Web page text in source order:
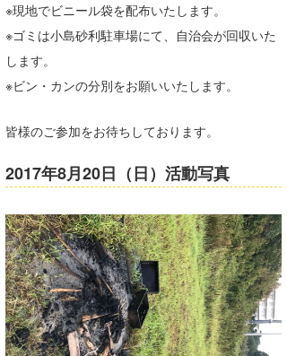
※現地でビニール袋を配布いたします。
※ゴミは小島砂利駐車場にて、自治会が回収いた
します。
※ビン・カンの分別をお願いいたします。
皆様のご参加をお待ちしております。
2017年8月20日（日）活動写真
ライター/寄稿メディア
Yasunari Inoue
Yoshiyuki Obata
arukasvision
DELTA FORCE SURF
Colors MAGAZINE
WAVAL
波伝説アンバサダー/プロライダー
福島寿実子
中浦“JET”章
嵯峨明日香
進士剛光
波伝説スタッフ
☆加藤
+☆maki☆+
Aichan
波伝説